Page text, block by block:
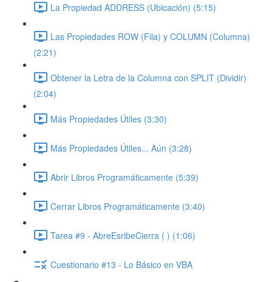
La Propiedad ADDRESS (Ubicación) (5:15)
Las Propiedades ROW (Fila) y COLUMN (Columna)
(2:21)
Obtener la Letra de la Columna con SPLIT (Dividir)
(2:04)
Más Propiedades Útiles (3:30)
Más Propiedades Útiles... Aún (3:28)
Abrir Libros Programáticamente (5:39)
Cerrar Libros Programáticamente (3:40)
Tarea #9 - AbreEsribeCierra ( ) (1:06)
Cuestionario #13 - Lo Básico en VBA